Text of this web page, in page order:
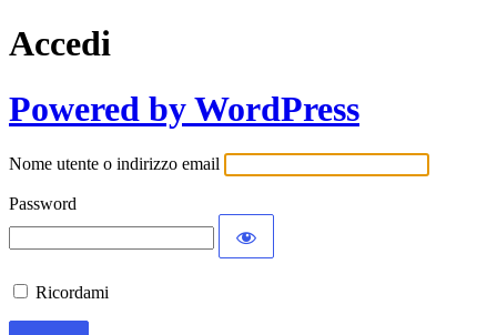
Accedi
Powered by WordPress
Nome utente o indirizzo email
Password
Ricordami